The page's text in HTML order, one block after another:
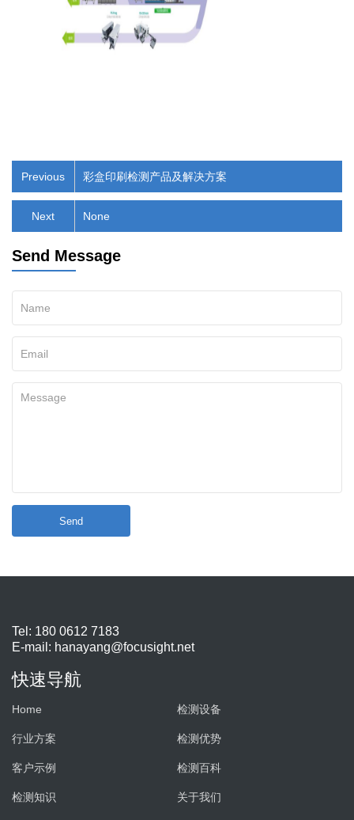
Previous 彩盒印刷检测产品及解决方案
None
Next
Send Message
Send
Tel: 180 0612 7183
E-mail: hanayang@focusight.net
快速导航
Home 检测设备
行业方案 检测优势
客户示例 检测百科
检测知识 关于我们